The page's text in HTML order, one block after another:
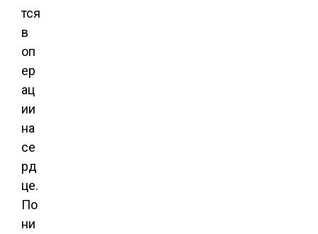
тся
в
оп
ер
ац
ии
на
се
рд
це.
По
ни